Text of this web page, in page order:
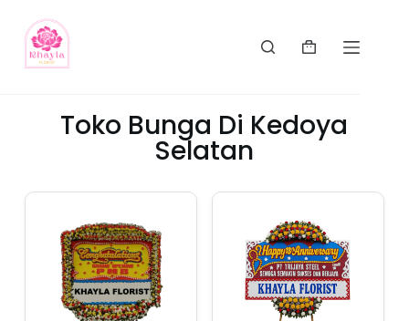
Toko Bunga Di Kedoya
Selatan